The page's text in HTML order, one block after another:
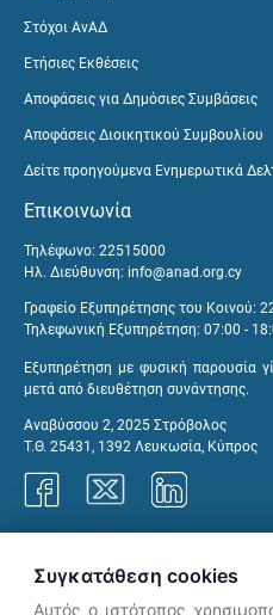
Στόχοι ΑνΑΔ
Ετήσιες Εκθέσεις
Αποφάσεις για Δημόσιες Συμβάσεις
Αποφάσεις Διοικητικού Συμβουλίου
Δείτε προηγούμενα Ενημερωτικά
Επικοινωνία
Τηλέφωνο: 22515000
Ηλ. Διεύθυνση: info@anad.org.cy
Γραφείο Εξυπηρέτησης του Κοινού:
Τηλεφωνική Εξυπηρέτηση: 07:00 -
Εξυπηρέτηση με φυσική παρουσία
μετά από διευθέτηση συνάντησης.
Αναβύσσου 2, 2025 Στρόβολος
Τ.Θ. 25431, 1392 Λευκωσία, Κύπρος
Συγκατάθεση cookies
Αυτός ο ιστότοπος